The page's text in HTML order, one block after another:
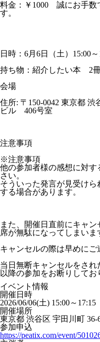
料金：￥1000 誠にお手数
す。
日時：6月6日（土）15:00
持ち物：紹介したい本 2
会場
住所: 〒150-0042 東京都 渋
ビル 406号室
注意事項
※注意事項
他の参加者様の感想に対
さい。
そういった発言が見受け
する場合があります。
また、開催日直前にキャン
席が無駄になってしまいま
キャンセルの際は早めにご
当日無断キャンセルをさ
以降の参加をお断りしてお
イベント情報
開催日時
2026/06/06(土) 15:00～17:15
開催場所
東京都 渋谷区 宇田川町
参加申込
https://peatix.com/event/